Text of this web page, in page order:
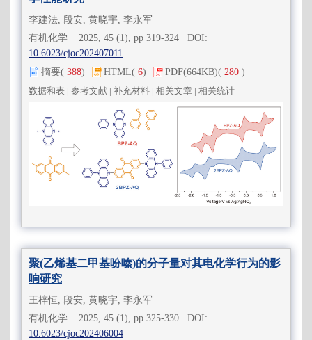
李建法, 段安, 黄晓宇, 李永军
有机化学 2025, 45 (1), pp 319-324 DOI:
10.6023/cjoc202407011
摘要( 388) HTML( 6) PDF(664KB)( 280 )
数据和表 | 参考文献 | 补充材料 | 相关文章 | 相关统计
聚(乙烯基二甲基吩嗪)的分子量对其电化学行为的影
响研究
王梓恒, 段安, 黄晓宇, 李永军
有机化学 2025, 45 (1), pp 325-330 DOI:
10.6023/cjoc202406004